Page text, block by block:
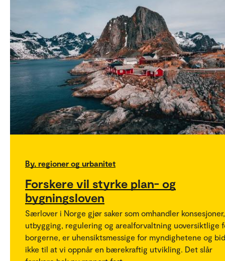
By, regioner og urbanitet
Forskere vil styrke plan- og
bygningsloven
Særlover i Norge gjør saker som omhandler konsesjoner,
utbygging, regulering og arealforvaltning uoversiktlige
borgerne, er uhensiktsmessige for myndighetene og
ikke til at vi oppnår en bærekraftig utvikling. Det slår